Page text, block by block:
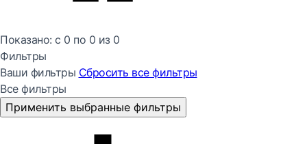
Показано: с 0 по 0 из 0
Фильтры
Ваши фильтры Сбросить все фильтры
Все фильтры
Применить выбранные фильтры